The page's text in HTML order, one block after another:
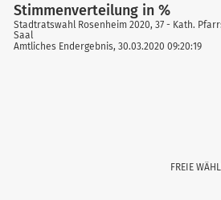
FREIE
Stimmenverteilung in %
Stadtratswahl Rosenheim 2020, 37 - Kath.
Saal
Amtliches Endergebnis, 30.03.2020 09:20:19